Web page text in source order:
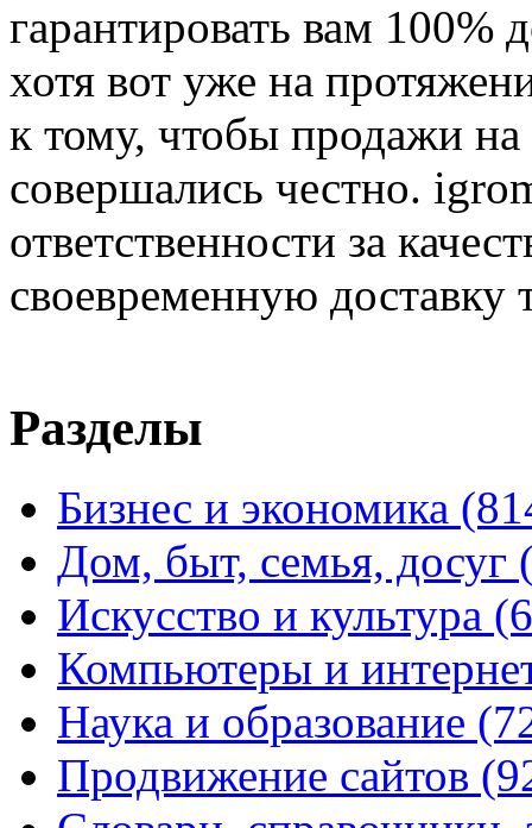
гарантировать вам 100%
хотя вот уже на
к тому, чтобы продажи
совершались честно.
ответственности за
своевременную доставку
Разделы
Бизнес и экономика
Дом, быт, семья, досуг
Искусство и культура
Компьютеры и
Наука и образование
Продвижение сайтов